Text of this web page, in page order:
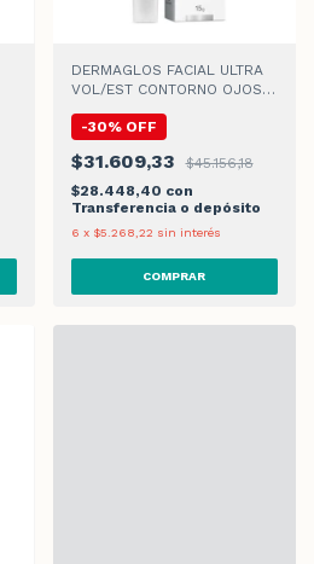
DERMAGLOS FACIAL ULTRA
VOL/EST CONTORNO OJOS
-30% OFF
$31.609,33
$45.156,18
$28.448,40 con
Transferencia o depósito
6 x $5.268,22 sin interés